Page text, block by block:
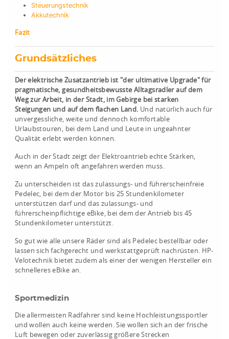
Steuerungstechnik
Akkutechnik
Fazit
Grundsätzliches
Der elektrische Zusatzantrieb ist "der ultimative Upgrade" für
pragmatische, gesundheitsbewusste Alltagsradler auf dem
Weg zur Arbeit, in der Stadt, im Gebirge bei starken
Steigungen und auf dem flachen Land. Und natürlich auch für
unvergessliche, weite und dennoch komfortable
Urlaubstouren, bei dem Land und Leute in ungeahnter
Qualität erlebt werden können.
Auch in der Stadt zeigt der Elektroantrieb echte Stärken,
wenn an Ampeln oft angefahren werden muss.
Zu unterscheiden ist das zulassungs- und führerscheinfreie
Pedelec, bei dem der Motor bis 25 Stundenkilometer
unterstützen darf und das zulassungs- und
führerscheinpflichtige eBike, bei dem der Antrieb bis 45
Stundenkilometer unterstützt.
So gut wie alle unsere Räder sind als Pedelec bestellbar oder
lassen sich fachgerecht und werkstattgeprüft nachrüsten. HP-
Velotechnik bietet zudem als einer der wenigen Hersteller ein
schnelleres eBike an.
Sportmedizin
Die allermeisten Radfahrer sind keine Hochleistungssportler
und wollen auch keine werden. Sie wollen sich an der frische
Luft bewegen oder zuverlässig größere Strecken